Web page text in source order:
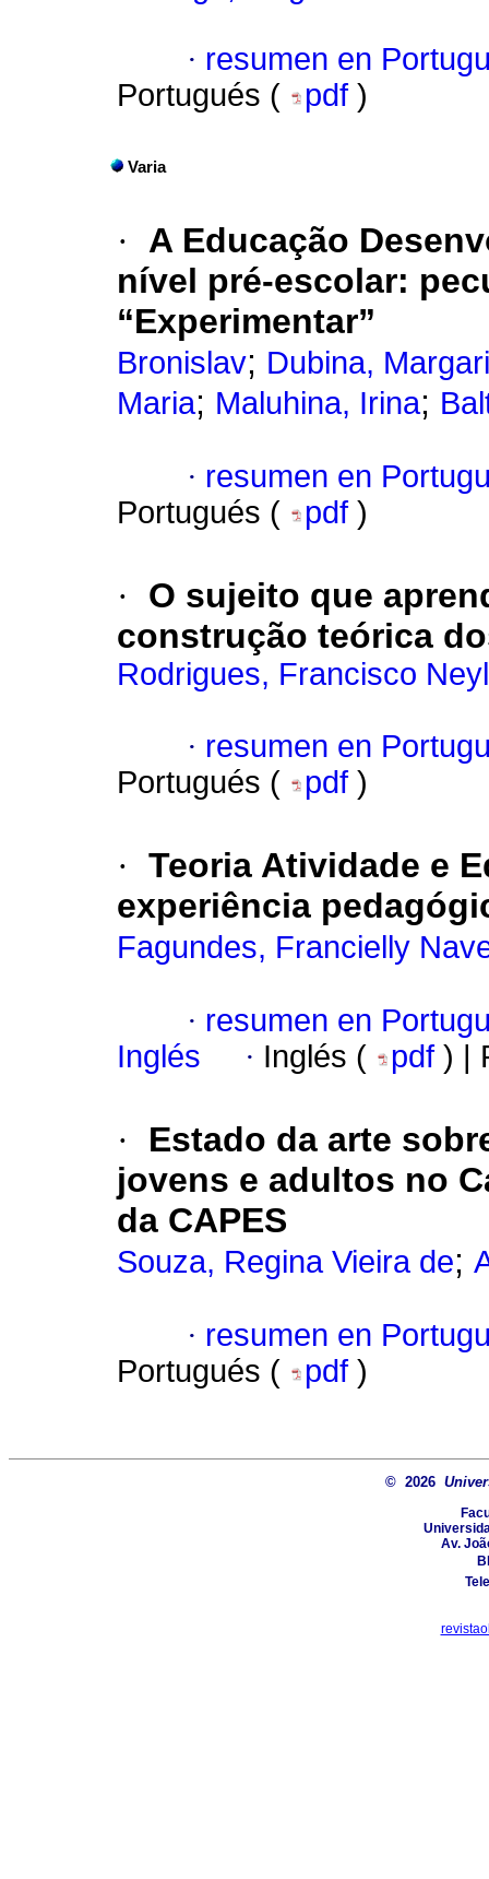
· resumen en
Portugués (
pdf )
Varia
·
A Educação
nível pré-escolar:
“Experimentar”
Bronislav; Dubina,
Maria; Maluhina, Irina;
· resumen en
Portugués (
pdf )
·
O sujeito que
construção teórica
Rodrigues, Francisco
· resumen en
Portugués (
pdf )
· Teoria Atividade e
experiência
Fagundes, Francielly
· resumen en
Inglés
· Inglés ( pdf ) |
·
Estado da arte
jovens e adultos no
da CAPES
Souza, Regina Vieira de;
· resumen en
Portugués (
pdf )
© 2026
Av.